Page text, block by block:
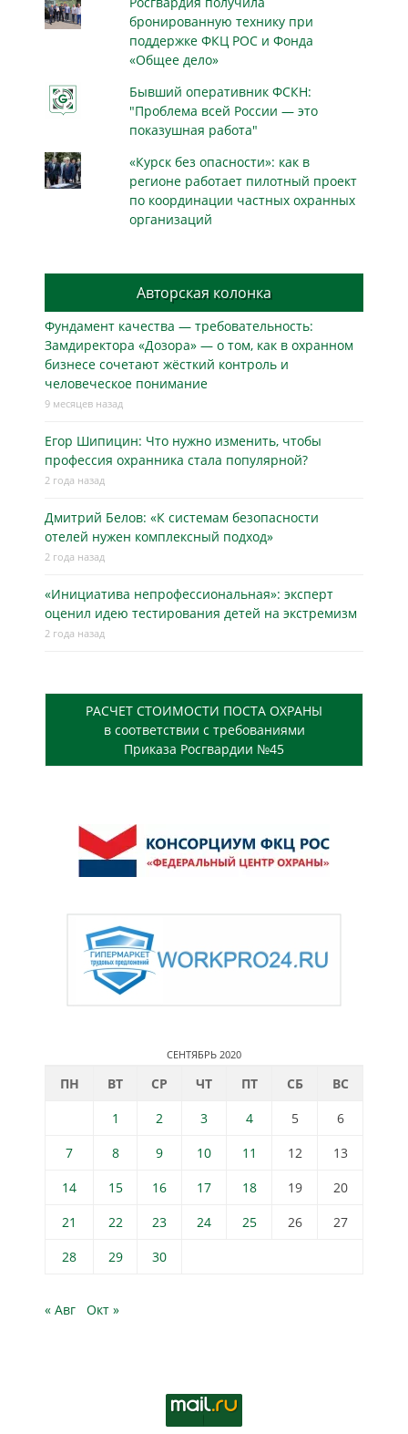
бронированную технику при
поддержке ФКЦ РОС и Фонда
«Общее дело»
Бывший оперативник ФСКН:
"Проблема всей России — это
показушная работа"
«Курск без опасности»: как в
регионе работает пилотный проект
по координации частных охранных
организаций
Авторская колонка
Фундамент качества — требовательность:
Замдиректора «Дозора» — о том, как в охранном
бизнесe сочетают жёсткий контроль и
человеческое понимание
9 месяцев назад
Егор Шипицин: Что нужно изменить, чтобы
профессия охранника стала популярной?
2 года назад
Дмитрий Белов: «К системам безопасности
отелей нужен комплексный подход»
2 года назад
«Инициатива непрофессиональная»: эксперт
оценил идею тестирования детей на экстремизм
2 года назад
РАСЧЕТ СТОИМОСТИ ПОСТА ОХРАНЫ
в соответствии с требованиями
Приказа Росгвардии №45
СЕНТЯБРЬ 2020
ПН ВТ СР ЧТ ПТ СБ
ВС
1
2 3 4 5
6
7
8 9 10 11 12
13
14
15 16 17 18 19
20
21
22 23 24 25 26
27
28
29 30
« Авг Окт »